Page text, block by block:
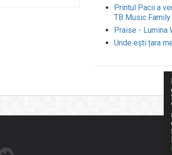
Printul Pacii a
TB Music Family
Praise - Lumina
Unde ești țara